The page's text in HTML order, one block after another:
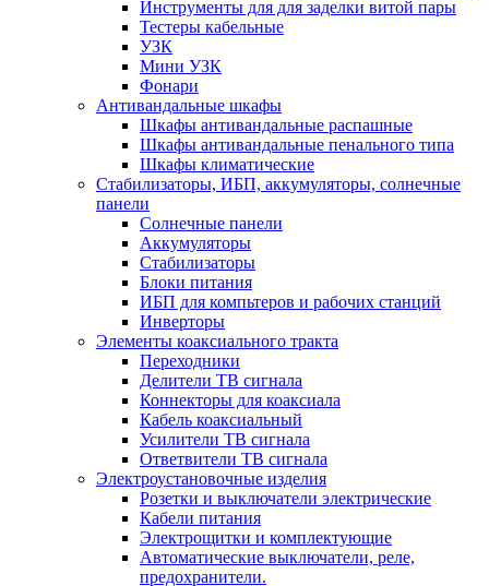
Инструменты для для заделки витой пары
Тестеры кабельные
УЗК
Мини УЗК
Фонари
Антивандальные шкафы
Шкафы антивандальные распашные
Шкафы антивандальные пенального типа
Шкафы климатические
Стабилизаторы, ИБП, аккумуляторы, солнечные
панели
Солнечные панели
Аккумуляторы
Стабилизаторы
Блоки питания
ИБП для компьтеров и рабочих станций
Инверторы
Элементы коаксиального тракта
Переходники
Делители ТВ сигнала
Коннекторы для коаксиала
Кабель коаксиальный
Усилители ТВ сигнала
Ответвители ТВ сигнала
Электроустановочные изделия
Розетки и выключатели электрические
Кабели питания
Электрощитки и комплектующие
Автоматические выключатели, реле,
предохранители.